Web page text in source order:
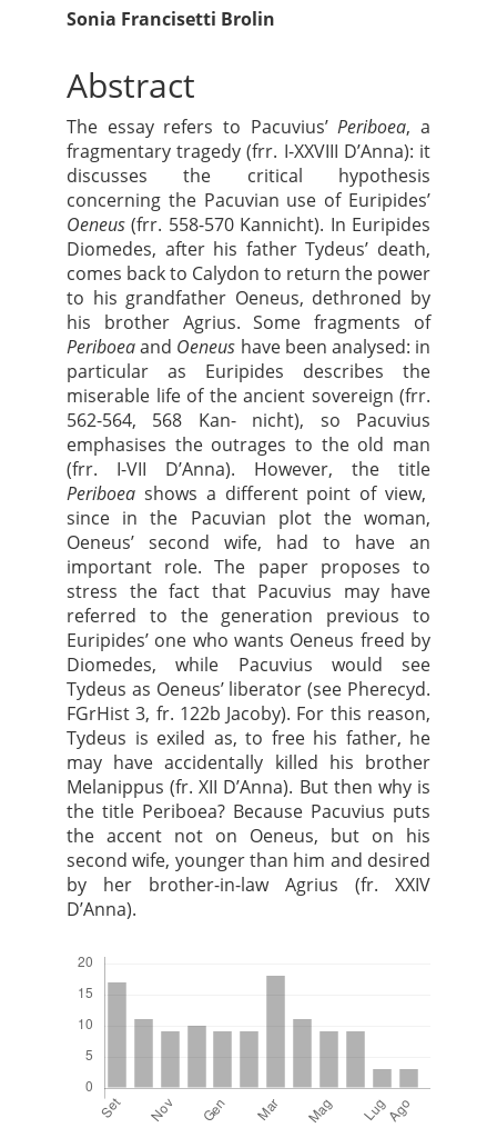
Contenuto
principale
dell'articolo
Sonia Francisetti Brolin
Abstract
The essay refers to Pacuvius’Periboea, a
fragmentary tragedy (frr. I-XXVIII D’Anna): it
discusses the critical hypothesis
concerning the Pacuvian use of Euripides’
Oeneus (frr. 558-570 Kannicht). In Euripides
Diomedes, after his father Tydeus’ death,
comes back to Calydon to return the power
to his grandfather Oeneus, dethroned by
his brother Agrius. Some fragments of
Periboeaand Oeneus have been analysed: in
particular as Euripides describes the
miserable life of the ancient sovereign (frr.
562-564, 568 Kan- nicht), so Pacuvius
emphasises the outrages to the old man
(frr. I-VII D’Anna). However, the title
Periboea shows a different point of view,
since in the Pacuvian plot the woman,
Oeneus’ second wife, had to have an
important role. The paper proposes to
stress the fact that Pacuvius may have
referred to the generation previous to
Euripides’ one who wants Oeneus freed by
Diomedes, while Pacuvius would see
Tydeus as Oeneus’ liberator (see Pherecyd.
FGrHist 3, fr. 122b Jacoby). For this reason,
Tydeus is exiled as, to free his father, he
may have accidentally killed his brother
Melanippus (fr. XII D’Anna). But then why is
the title Periboea? Because Pacuvius puts
the accent not on Oeneus, but on his
second wife, younger than him and desired
by her brother-in-law Agrius (fr. XXIV
D’Anna).